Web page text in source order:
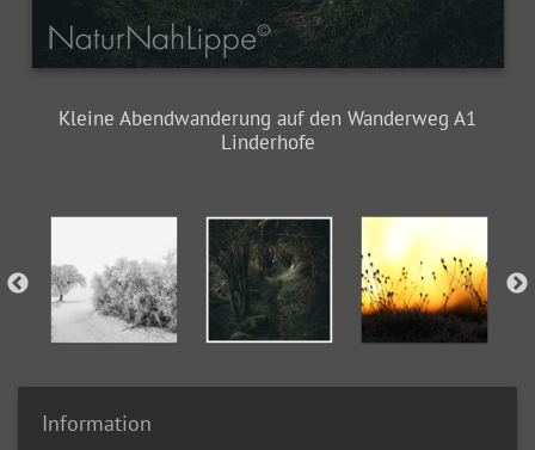
Kleine Abendwanderung auf den Wanderweg A1
Linderhofe
Information